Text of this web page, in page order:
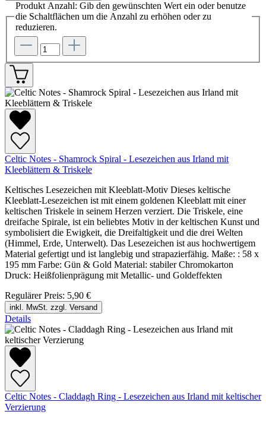
Produkt Anzahl: Gib den gewünschten Wert ein oder benutze
die Schaltflächen um die Anzahl zu erhöhen oder zu
reduzieren.
Celtic Notes - Shamrock Spiral - Lesezeichen aus Irland mit
Kleeblättern & Triskele
Keltisches Lesezeichen mit Kleeblatt-Motiv Dieses keltische
Kleeblatt-Lesezeichen ist mit einem goldenen Kleeblatt mit einer
keltischen Triskele in seinem Herzen verziert. Die Triskele, eine
dreifache Spirale, ist ein beliebtes Motiv in der keltischen Kunst und
symbolisiert die Ewigkeit, die Dreifaltigkeit und die drei Welten
(Himmel, Erde, Unterwelt). Das Lesezeichen ist aus hochwertigem
Material gefertigt und ist langlebig und strapazierfähig. Maße: : 58 x
195 mm Farbe: Gün & Gold Material: stabiler Chromokarton
Druck: Heißfolienprägung mit Metallic- und Goldeffekten
Regulärer Preis: 5,90 €
inkl. MwSt. zzgl. Versand
Details
Celtic Notes - Claddagh Ring - Lesezeichen aus Irland mit keltischer
Verzierung